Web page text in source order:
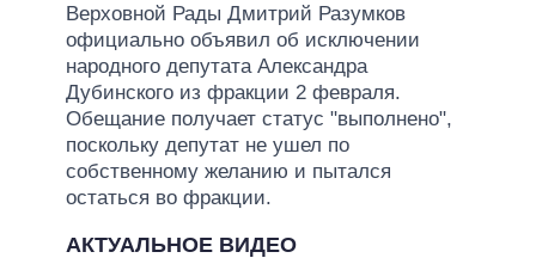
Верховной Рады Дмитрий Разумков
официально объявил об исключении
народного депутата Александра
Дубинского из фракции 2 февраля.
Обещание получает статус "выполнено",
поскольку депутат не ушел по
собственному желанию и пытался
остаться во фракции.
АКТУАЛЬНОЕ ВИДЕО